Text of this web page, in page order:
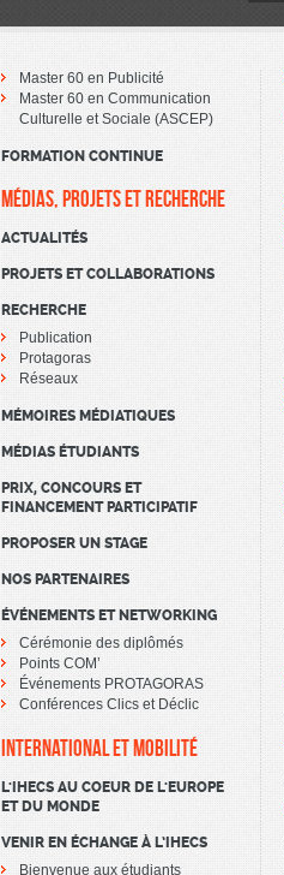
Master 60 en Publicité
Master 60 en Communication
Culturelle et Sociale (ASCEP)
FORMATION CONTINUE
MÉDIAS, PROJETS ET RECHERCHE
ACTUALITÉS
PROJETS ET COLLABORATIONS
RECHERCHE
Publication
Protagoras
Réseaux
MÉMOIRES MÉDIATIQUES
MÉDIAS ÉTUDIANTS
PRIX, CONCOURS ET
FINANCEMENT PARTICIPATIF
PROPOSER UN STAGE
NOS PARTENAIRES
ÉVÉNEMENTS ET NETWORKING
Cérémonie des diplômés
Points COM’
Événements PROTAGORAS
Conférences Clics et Déclic
INTERNATIONAL ET MOBILITÉ
L'IHECS AU COEUR DE L'EUROPE
ET DU MONDE
VENIR EN ÉCHANGE À L’IHECS
Bienvenue aux étudiants